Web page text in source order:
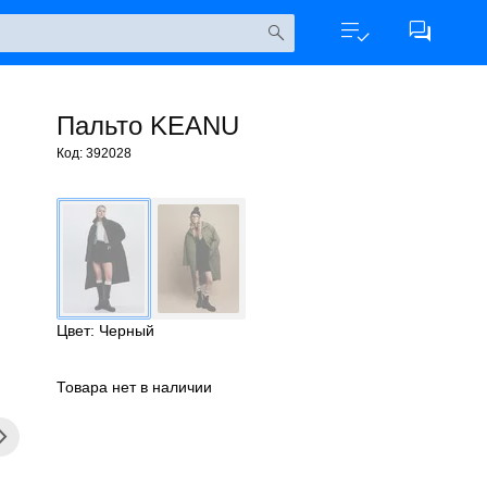
Пальто KEANU
Код: 392028
Цвет: Черный
Товара нет в наличии